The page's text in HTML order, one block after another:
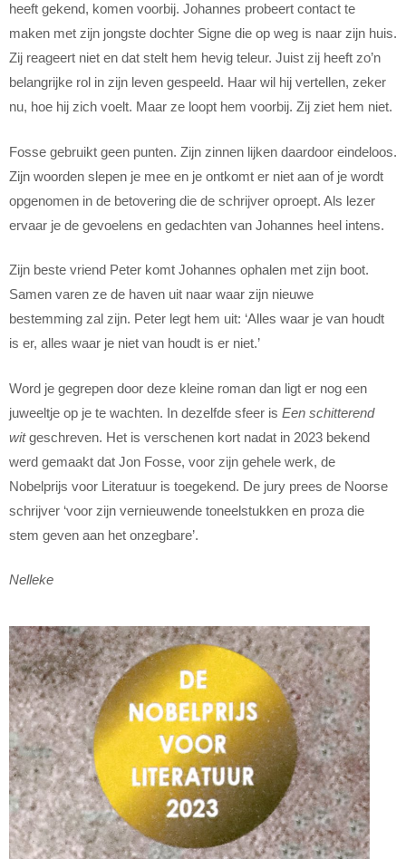
heeft gekend, komen voorbij. Johannes probeert contact te
maken met zijn jongste dochter Signe die op weg is naar zijn huis.
Zij reageert niet en dat stelt hem hevig teleur. Juist zij heeft zo’n
belangrijke rol in zijn leven gespeeld. Haar wil hij vertellen, zeker
nu, hoe hij zich voelt. Maar ze loopt hem voorbij. Zij ziet hem niet.
Fosse gebruikt geen punten. Zijn zinnen lijken daardoor eindeloos.
Zijn woorden slepen je mee en je ontkomt er niet aan of je wordt
opgenomen in de betovering die de schrijver oproept. Als lezer
ervaar je de gevoelens en gedachten van Johannes heel intens.
Zijn beste vriend Peter komt Johannes ophalen met zijn boot.
Samen varen ze de haven uit naar waar zijn nieuwe
bestemming zal zijn. Peter legt hem uit: ‘Alles waar je van houdt
is er, alles waar je niet van houdt is er niet.’
Word je gegrepen door deze kleine roman dan ligt er nog een
juweeltje op je te wachten. In dezelfde sfeer is Een schitterend
witgeschreven. Het is verschenen kort nadat in 2023 bekend
werd gemaakt dat Jon Fosse, voor zijn gehele werk, de
Nobelprijs voor Literatuur is toegekend. De jury prees de Noorse
schrijver ‘voor zijn vernieuwende toneelstukken en proza die
stem geven aan het onzegbare’.
Nelleke